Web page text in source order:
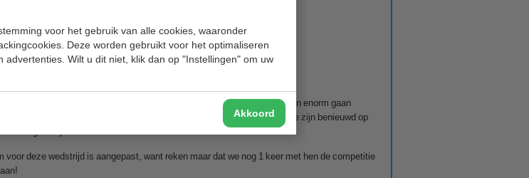
voor het gebruik van alle cookies, waaronder
Deze worden gebruikt voor het optimaliseren
Wilt u dit niet, klik dan op "Instellingen" om uw
Akkoord
maar vooral als de vele vrienden en vriendinnen daarbinnen zullen we hen enorm gaan
willen we hen blijven zien, ook als ze in Drunen zijn ingeburgerd: we zijn benieuwd op
voor deze wedstrijd is aangepast, want reken maar dat we nog 1 keer met hen de competitie